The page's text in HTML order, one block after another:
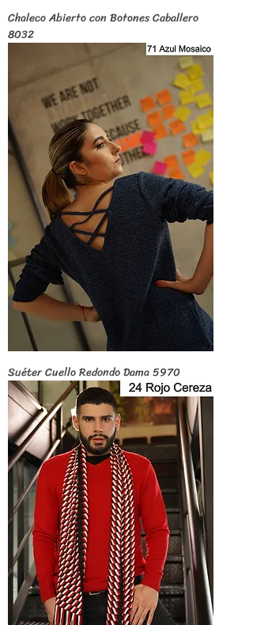
Chaleco Abierto con Botones Caballero
8032
Suéter Cuello Redondo Dama 5970